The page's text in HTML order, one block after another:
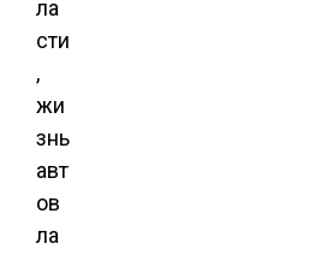
ла
сти
,
жи
знь
авт
ов
ла